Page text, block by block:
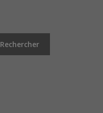
Rechercher